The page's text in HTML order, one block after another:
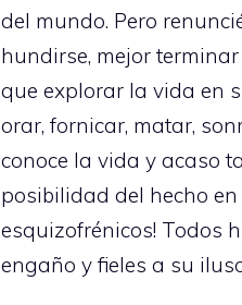
del mundo. Pero
hundirse, mejor
que explorar la vida en
orar, fornicar, matar,
conoce la vida y acaso
posibilidad del hecho
esquizofrénicos! Todos
engaño y fieles a su